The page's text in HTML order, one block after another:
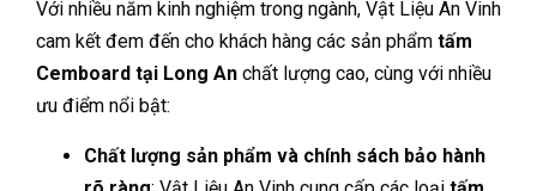
Với nhiều năm kinh nghiệm trong ngành, Vật Liệu An Vinh
cam kết đem đến cho khách hàng các sản phẩm tấm
Cemboard tại Long An chất lượng cao, cùng với nhiều
ưu điểm nổi bật:
Chất lượng sản phẩm và chính sách bảo hành